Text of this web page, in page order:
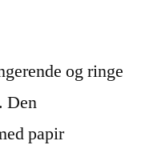
og ringe
Den
papir